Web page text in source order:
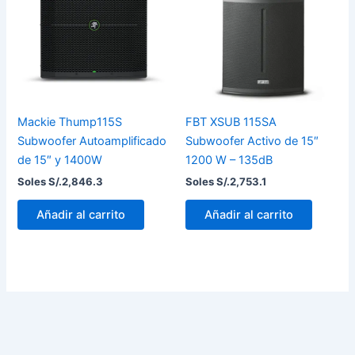
Mackie Thump115S
Subwoofer Autoamplificado
de 15″ y 1400W
Soles S/.2,846.3
Añadir al carrito
FBT XSUB 115SA
Subwoofer Activo de 15″
1200 W – 135dB
Soles S/.2,753.1
Añadir al carrito